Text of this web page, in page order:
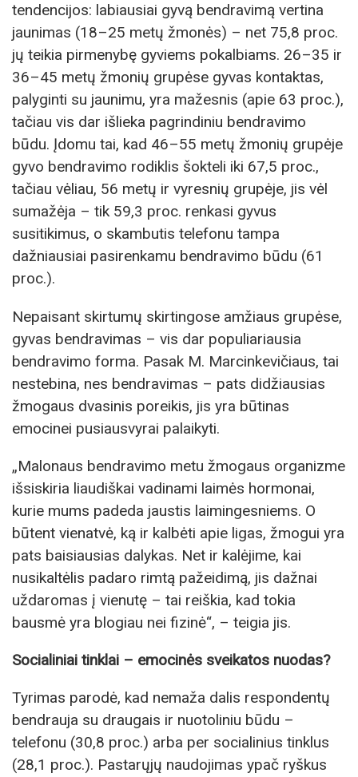
tendencijos: labiausiai gyvą bendravimą vertina
jaunimas (18–25 metų žmonės) – net 75,8 proc.
jų teikia pirmenybę gyviems pokalbiams. 26–35 ir
36–45 metų žmonių grupėse gyvas kontaktas,
palyginti su jaunimu, yra mažesnis (apie 63 proc.),
tačiau vis dar išlieka pagrindiniu bendravimo
būdu. Įdomu tai, kad 46–55 metų žmonių grupėje
gyvo bendravimo rodiklis šokteli iki 67,5 proc.,
tačiau vėliau, 56 metų ir vyresnių grupėje, jis vėl
sumažėja – tik 59,3 proc. renkasi gyvus
susitikimus, o skambutis telefonu tampa
dažniausiai pasirenkamu bendravimo būdu (61
proc.).
Nepaisant skirtumų skirtingose amžiaus grupėse,
gyvas bendravimas – vis dar populiariausia
bendravimo forma. Pasak M. Marcinkevičiaus, tai
nestebina, nes bendravimas – pats didžiausias
žmogaus dvasinis poreikis, jis yra būtinas
emocinei pusiausvyrai palaikyti.
„Malonaus bendravimo metu žmogaus organizme
išsiskiria liaudiškai vadinami laimės hormonai,
kurie mums padeda jaustis laimingesniems. O
būtent vienatvė, ką ir kalbėti apie ligas, žmogui yra
pats baisiausias dalykas. Net ir kalėjime, kai
nusikaltėlis padaro rimtą pažeidimą, jis dažnai
uždaromas į vienutę – tai reiškia, kad tokia
bausmė yra blogiau nei fizinė“, – teigia jis.
Socialiniai tinklai – emocinės sveikatos nuodas?
Tyrimas parodė, kad nemaža dalis respondentų
bendrauja su draugais ir nuotoliniu būdu –
telefonu (30,8 proc.) arba per socialinius tinklus
(28,1 proc.). Pastarųjų naudojimas ypač ryškus